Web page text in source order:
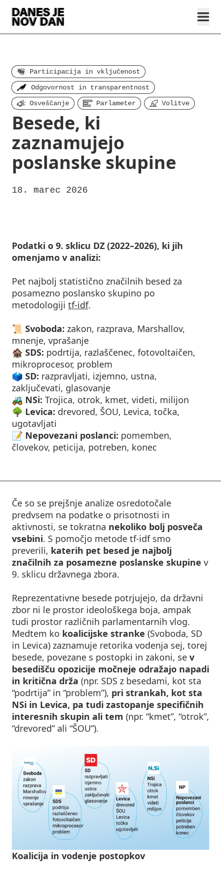
Participacija in vključenost
Odgovornost in transparentnost
Osveščanje
Parlameter Volitve
Besede, ki
zaznamujejo
poslanske skupine
18. marec 2026
Podatki o 9. sklicu DZ (2022–2026), ki jih
omenjamo v analizi:
Pet najbolj statistično značilnih besed za
posamezno poslansko skupino po
metodologiji tf-idf.
📜 Svoboda: zakon, razprava, Marshallov,
mnenje, vprašanje
🏚️ SDS: podrtija, razlaščenec, fotovoltaičen,
mikroprocesor, problem
🗳️ SD: razpravljati, izjemno, ustna,
zaključevati, glasovanje
🚜 NSi: Trojica, otrok, kmet, videti, milijon
🌳 Levica: drevored, ŠOU, Levica, točka,
ugotavljati
📝 Nepovezani poslanci: pomemben,
človekov, peticija, potreben, konec
Če so se prejšnje analize osredotočale
predvsem na podatke o prisotnosti in
aktivnosti, se tokratna nekoliko bolj posveča
vsebini. S pomočjo metode tf-idf smo
preverili, katerih pet besed je najbolj
značilnih za posamezne poslanske skupine v
9. sklicu državnega zbora.
Reprezentativne besede potrjujejo, da državni
zbor ni le prostor ideološkega boja, ampak
tudi prostor različnih parlamentarnih vlog.
Medtem ko koalicijske stranke (Svoboda, SD
in Levica) zaznamuje retorika vodenja sej, torej
besede, povezane s postopki in zakoni, se v
besedišču opozicije močneje odražajo napadi
in kritična drža (npr. SDS z besedami, kot sta
“podrtija” in “problem”), pri strankah, kot sta
NSi in Levica, pa tudi zastopanje specifičnih
interesnih skupin ali tem (npr. “kmet”, “otrok”,
“drevored” ali “ŠOU”).
Koalicija in vodenje postopkov